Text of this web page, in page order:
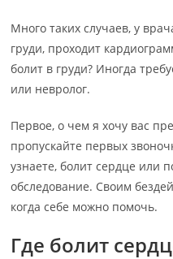
Много таких случаев, у
груди, проходит
болит в груди? Иногда
или невролог.
Первое, о чем я хочу вас
пропускайте первых
узнаете, болит сердце или
обследование. Своим
когда себе можно помочь.
Где болит